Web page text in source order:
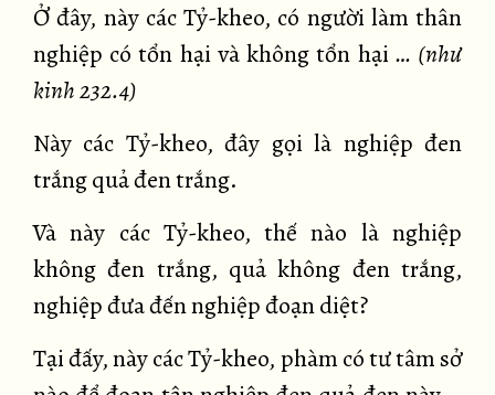
Ở đây, này các Tỷ-kheo, có người làm thân
nghiệp có tổn hại và không tổn hại … (như
kinh 232.4)
Này các Tỷ-kheo, đây gọi là nghiệp đen
trắng quả đen trắng.
Và này các Tỷ-kheo, thế nào là nghiệp
không đen trắng, quả không đen trắng,
nghiệp đưa đến nghiệp đoạn diệt?
Tại đấy, này các Tỷ-kheo, phàm có tư tâm sở